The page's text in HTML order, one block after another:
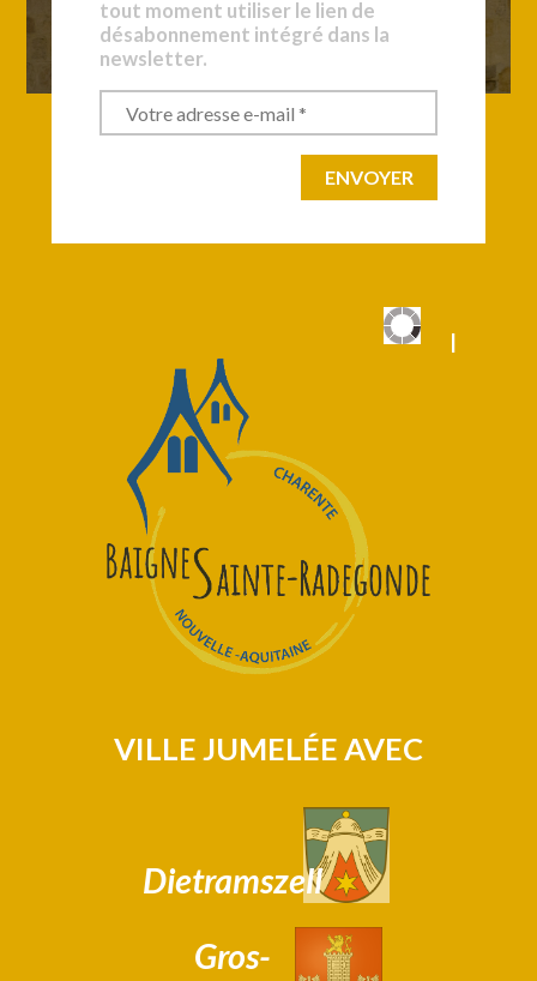
tout moment utiliser le lien de
désabonnement intégré dans la
newsletter.
|
VILLE JUMELÉE AVEC
Dietramszell
Gros-